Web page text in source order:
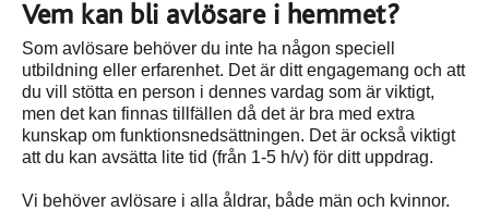
Vem kan bli avlösare i hemmet?
Som avlösare behöver du inte ha någon speciell
utbildning eller erfarenhet. Det är ditt engagemang och att
du vill stötta en person i dennes vardag som är viktigt,
men det kan finnas tillfällen då det är bra med extra
kunskap om funktionsnedsättningen. Det är också viktigt
att du kan avsätta lite tid (från 1-5 h/v) för ditt uppdrag.
Vi behöver avlösare i alla åldrar, både män och kvinnor.